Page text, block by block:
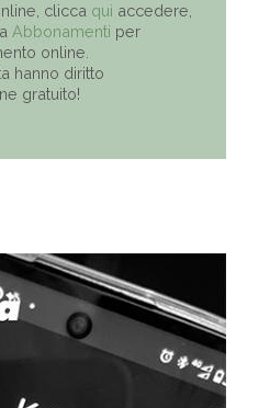
clicca qui accedere,
Abbonamenti per
online.
hanno diritto
gratuito!